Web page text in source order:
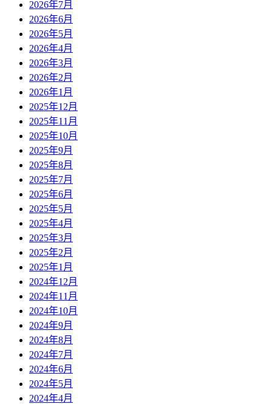
2026年7月
2026年6月
2026年5月
2026年4月
2026年3月
2026年2月
2026年1月
2025年12月
2025年11月
2025年10月
2025年9月
2025年8月
2025年7月
2025年6月
2025年5月
2025年4月
2025年3月
2025年2月
2025年1月
2024年12月
2024年11月
2024年10月
2024年9月
2024年8月
2024年7月
2024年6月
2024年5月
2024年4月